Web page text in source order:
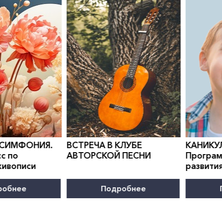
по
0">
ВСТРЕЧА В КЛУБЕ
АВТОРСКОЙ ПЕСНИ
Подробнее
0">